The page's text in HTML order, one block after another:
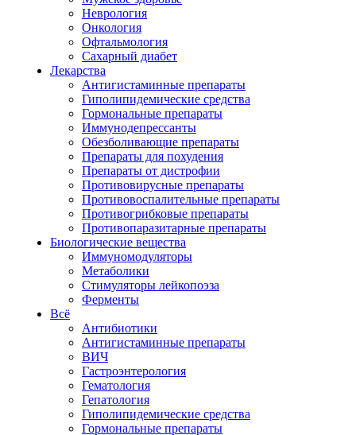
Неврология
Онкология
Офтальмология
Сахарный диабет
Лекарства
Антигистаминные препараты
Гиполипидемические средства
Гормональные препараты
Иммунодепрессанты
Обезболивающие препараты
Препараты для похудения
Препараты от дистрофии
Противовирусные препараты
Противовоспалительные препараты
Противогрибковые препараты
Противопаразитарные препараты
Биологические вещества
Иммуномодуляторы
Метаболики
Стимуляторы лейкопоэза
Ферменты
Всё
Антибиотики
Антигистаминные препараты
ВИЧ
Гастроэнтерология
Гематология
Гепатология
Гиполипидемические средства
Гормональные препараты